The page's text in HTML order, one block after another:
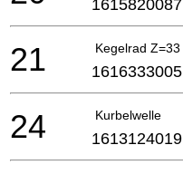
1615820087
Kegelrad Z=33
21 1616333005
Kurbelwelle
24 1613124019